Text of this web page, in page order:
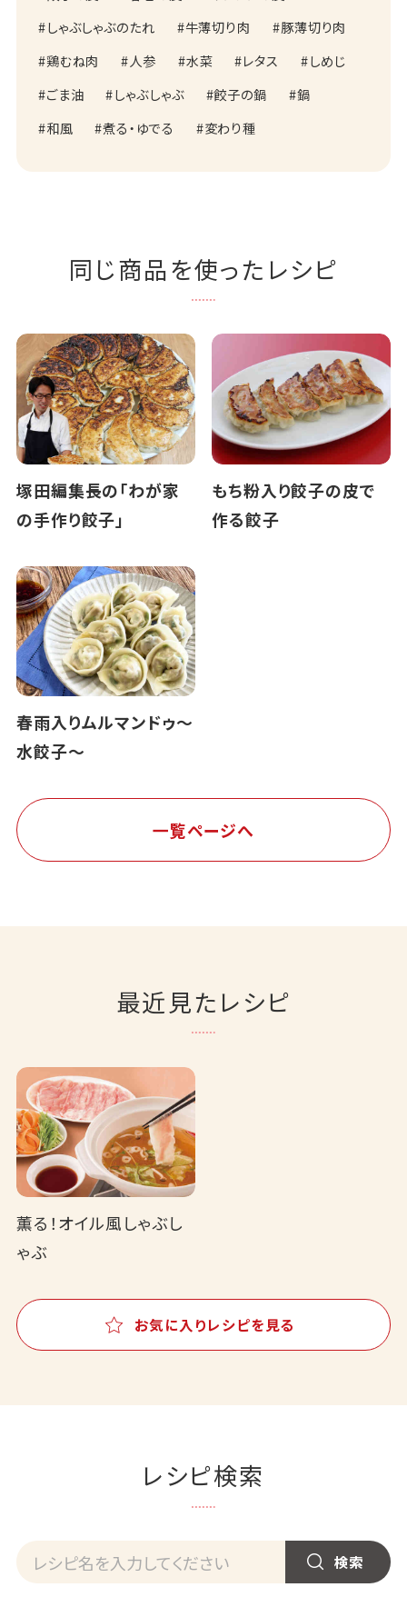
しゃぶしゃぶのたれ
牛薄切り肉
豚薄切り肉
鶏むね肉
人参 水菜 レタス
しめじ
ごま油
しゃぶしゃぶ 餃子の鍋
鍋
和風
煮る・ゆでる 変わり種
同じ商品を使ったレシピ
塚田編集長の「わが家
の手作り餃子」
もち粉入り餃子の皮で
作る餃子
春雨入りムルマンドゥ～
水餃子～
一覧ページへ
最近見たレシピ
薫る！オイル風しゃぶし
ゃぶ
お気に入りレシピを見る
レシピ検索